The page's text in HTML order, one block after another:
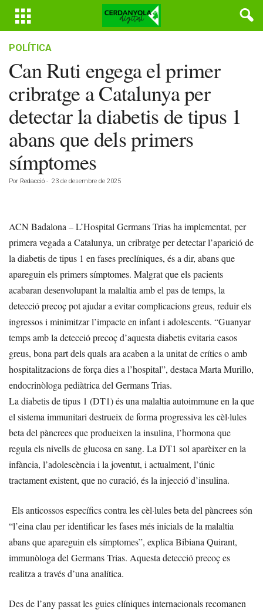
POLÍTICA
Can Ruti engega el primer
cribratge a Catalunya per
detectar la diabetis de tipus 1
abans que dels primers
símptomes
Por Redacció - 23 de desembre de 2025
ACN Badalona – L’Hospital Germans Trias ha implementat, per
primera vegada a Catalunya, un cribratge per detectar l’aparició de
la diabetis de tipus 1 en fases preclíniques, és a dir, abans que
apareguin els primers símptomes. Malgrat que els pacients
acabaran desenvolupant la malaltia amb el pas de temps, la
detecció precoç pot ajudar a evitar complicacions greus, reduir els
ingressos i minimitzar l’impacte en infant i adolescents. “Guanyar
temps amb la detecció precoç d’aquesta diabetis evitaria casos
greus, bona part dels quals ara acaben a la unitat de crítics o amb
hospitalitzacions de força dies a l’hospital”, destaca Marta Murillo,
endocrinòloga pediàtrica del Germans Trias.
La diabetis de tipus 1 (DT1) és una malaltia autoimmune en la que
el sistema immunitari destrueix de forma progressiva les cèl·lules
beta del pàncrees que produeixen la insulina, l’hormona que
regula els nivells de glucosa en sang. La DT1 sol aparèixer en la
infància, l’adolescència i la joventut, i actualment, l’únic
tractament existent, que no curació, és la injecció d’insulina.
Els anticossos específics contra les cèl·lules beta del pàncrees són
“l’eina clau per identificar les fases més inicials de la malaltia
abans que apareguin els símptomes”, explica Bibiana Quirant,
immunòloga del Germans Trias. Aquesta detecció precoç es
realitza a través d’una analítica.
Des de l’any passat les guies clíniques internacionals recomanen